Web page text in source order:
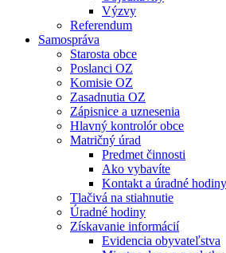
Výzvy
Referendum
Samospráva
Starosta obce
Poslanci OZ
Komisie OZ
Zasadnutia OZ
Zápisnice a uznesenia
Hlavný kontrolór obce
Matričný úrad
Predmet činnosti
Ako vybavíte
Kontakt a úradné hodiny
Tlačivá na stiahnutie
Úradné hodiny
Získavanie informácií
Evidencia obyvateľstva